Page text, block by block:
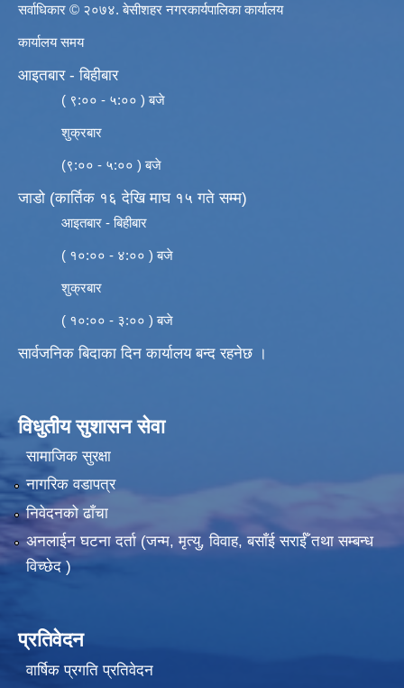
सर्वाधिकार © २०७४. बेसीशहर नगरकार्यपालिका कार्यालय
कार्यालय समय
आइतबार - बिहीबार
( ९:०० - ५:०० ) बजे
शुक्रबार
(९:०० - ५:०० ) बजे
जाडो (कार्तिक १६ देखि माघ १५ गते सम्म)
आइतबार - बिहीबार
( १०:०० - ४:०० ) बजे
शुक्रबार
( १०:०० - ३:०० ) बजे
सार्वजनिक बिदाका दिन कार्यालय बन्द रहनेछ ।
विधुतीय सुशासन सेवा
सामाजिक सुरक्षा
नागरिक वडापत्र
निवेदनको ढाँचा
अनलाईन घटना दर्ता (जन्म, मृत्यु, विवाह, बसाँई सराईँ तथा सम्बन्ध
विच्छेद )
प्रतिवेदन
वार्षिक प्रगति प्रतिवेदन